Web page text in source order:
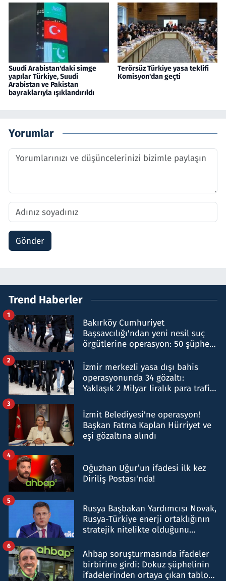
Suudi Arabistan'daki simge
yapılar Türkiye, Suudi
Arabistan ve Pakistan
bayraklarıyla ışıklandırıldı
Terörsüz Türkiye yasa teklifi
Komisyon'dan geçti
Yorumlar
Gönder
Trend Haberler
Bakırköy Cumhuriyet
Başsavcılığı'ndan yeni nesil suç
örgütlerine operasyon: 50 şüpheli
1
İzmir merkezli yasa dışı bahis
operasyonunda 34 gözaltı:
Yaklaşık 2 Milyar liralık para trafiği
2
İzmit Belediyesi'ne operasyon!
Başkan Fatma Kaplan Hürriyet ve
eşi gözaltına alındı
3
Oğuzhan Uğur’un ifadesi ilk kez
Diriliş Postası'nda!
4
Rusya Başbakan Yardımcısı Novak,
Rusya-Türkiye enerji ortaklığının
stratejik nitelikte olduğunu
5
Ahbap soruşturmasında ifadeler
birbirine girdi: Dokuz şüphelinin
ifadelerinden ortaya çıkan tablo
6